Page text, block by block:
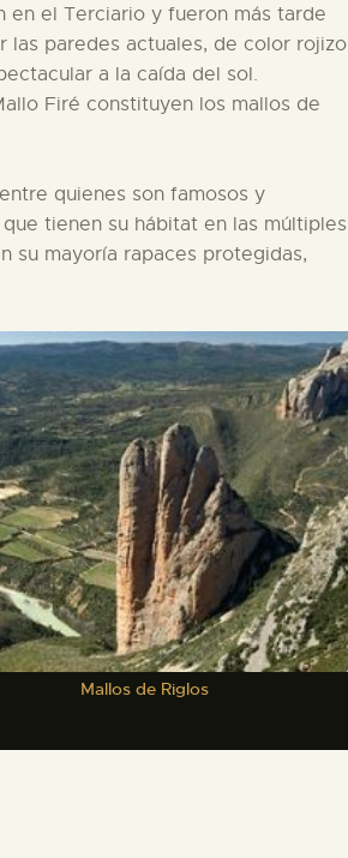
en el Terciario y fueron más tarde
las paredes actuales, de color rojizo
a la caída del sol.
Firé constituyen los mallos de
quienes son famosos y
tienen su hábitat en las múltiples
su mayoría rapaces protegidas,
Mallos de Riglos